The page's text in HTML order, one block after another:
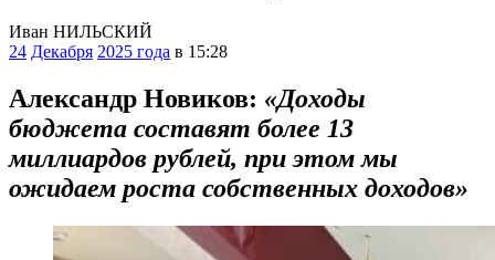
Иван НИЛЬСКИЙ
24 Декабря 2025 года в 15:28
Александр Новиков: «Доходы
бюджета составят более 13
миллиардов рублей, при этом мы
ожидаем роста собственных доходов»